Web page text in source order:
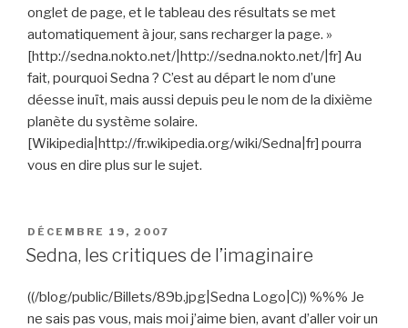
onglet de page, et le tableau des résultats se met
automatiquement à jour, sans recharger la page. »
[http://sedna.nokto.net/|http://sedna.nokto.net/|fr] Au
fait, pourquoi Sedna ? C’est au départ le nom d’une
déesse inuït, mais aussi depuis peu le nom de la dixième
planète du système solaire.
[Wikipedia|http://fr.wikipedia.org/wiki/Sedna|fr] pourra
vous en dire plus sur le sujet.
PUBLIÉ
LE
DÉCEMBRE 19, 2007
Sedna, les critiques de l’imaginaire
((/blog/public/Billets/89b.jpg|Sedna Logo|C)) %%% Je
ne sais pas vous, mais moi j’aime bien, avant d’aller voir un